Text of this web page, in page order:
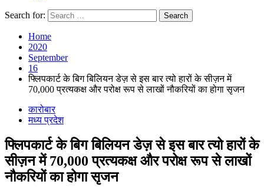
Search for:
Home
2020
September
16
फ्लिपकार्ट के बिग बिलियन डेज़ से इस बार त्यो हारों के सीज़न में
70,000 प्रत्यकक्ष और परोक्ष रूप से लाखों नौकरियों का होगा सृजन
कारोबार
मध्य प्रदेश
फ्लिपकार्ट के बिग बिलियन डेज़ से इस बार त्यो हारों के
सीज़न में 70,000 प्रत्यकक्ष और परोक्ष रूप से लाखों
नौकरियों का होगा सृजन